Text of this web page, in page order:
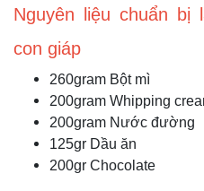
Nguyên liệu chuẩn bị
con giáp
260gram Bột mì
200gram Whipping
200gram Nước đường
125gr Dầu ăn
200gr Chocolate